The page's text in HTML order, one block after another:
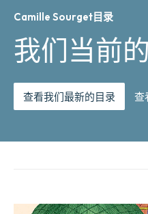
Camille Sourget目录
我们当前
查看我们最新的目录 查